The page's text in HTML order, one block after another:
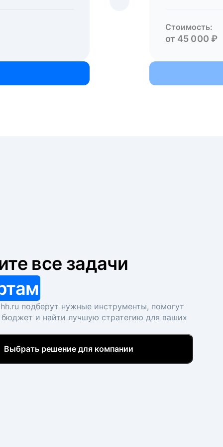
Стоимость:
от 45 000 ₽
все задачи
подберут нужные инструменты, помогут
бюджет и найти лучшую стратегию для ваших
Выбрать решение для компании